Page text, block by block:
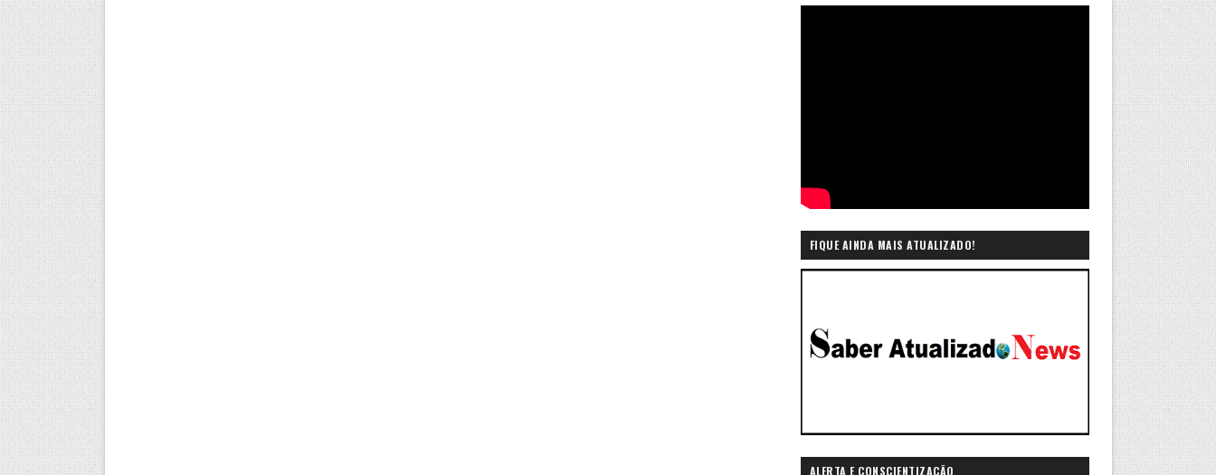
FIQUE AINDA MAIS ATUALIZADO!
ALERTA E CONSCIENTIZAÇÃO